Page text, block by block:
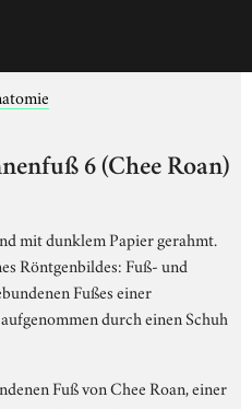
6 (Chee Roan)
mit dunklem Papier gerahmt.
Röntgenbildes: Fuß- und
Fußes einer
durch einen Schuh
Fuß von Chee Roan, einer